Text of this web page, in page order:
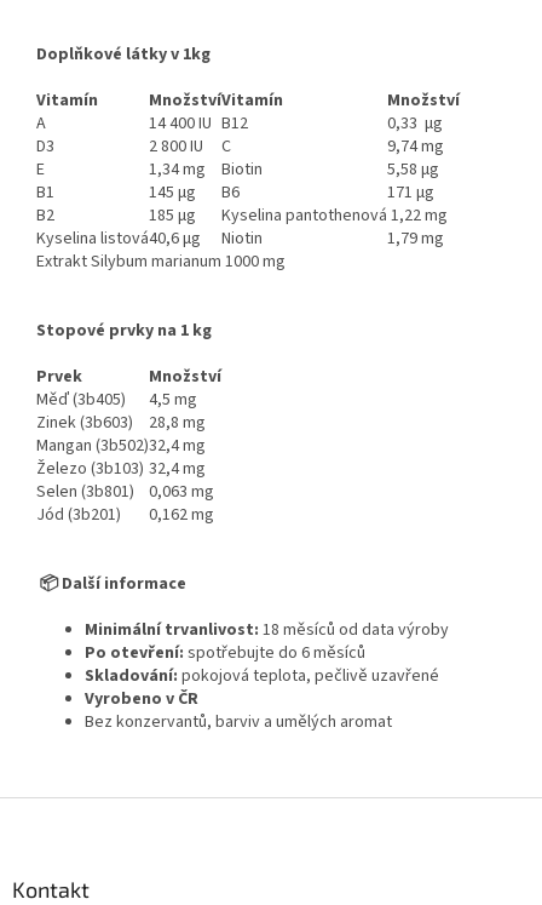
Doplňkové látky v 1kg
Vitamín
MnožstvíVitamín
Množství
A
14 400 IU B12
0,33 μg
D3
2 800 IU C
9,74 mg
E
1,34 mg Biotin
5,58 μg
B1
145 μg B6
171 μg
B2
185 μg Kyselina pantothenová 1,22 mg
Kyselina listová40,6 μg Niotin
1,79 mg
Extrakt Silybum marianum 1000 mg
Stopové prvky na 1 kg
Prvek
Množství
Měď (3b405)
4,5 mg
Zinek (3b603)
28,8 mg
Mangan (3b502)32,4 mg
Železo (3b103) 32,4 mg
Selen (3b801)
0,063 mg
Jód (3b201)
0,162 mg
📦 Další informace
Minimální trvanlivost: 18 měsíců od data výroby
Po otevření: spotřebujte do 6 měsíců
Skladování: pokojová teplota, pečlivě uzavřené
Vyrobeno v ČR
Bez konzervantů, barviv a umělých aromat
Kontakt